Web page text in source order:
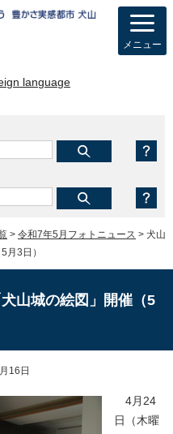
language
メニュー
> 令和7年5月フォトニュース > 犬山
月3日）
山城の絵図」開催（5
16日
4月24
日（木曜